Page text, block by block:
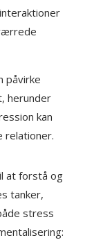
påvirke
herunder
kan
relationer.
at forstå og
tanker,
stress